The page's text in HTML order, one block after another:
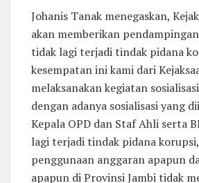
Johanis Tanak menegaskan,
akan memberikan
tidak lagi terjadi tindak pidana
kesempatan ini kami dari
melaksanakan kegiatan
dengan adanya sosialisasi yang
Kepala OPD dan Staf Ahli serta
lagi terjadi tindak pidana
penggunaan anggaran apapun
apapun di Provinsi Jambi tidak